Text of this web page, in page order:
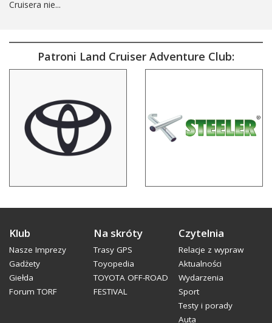
Patroni Land Cruiser Adventure Club:
Klub
Nasze Imprezy
Gadżety
Giełda
Forum TORF
Na skróty
Trasy GPS
Toyopedia
TOYOTA OFF-ROAD
FESTIVAL
Czytelnia
Relacje z wypraw
Aktualności
Wydarzenia
Sport
Testy i porady
Auta